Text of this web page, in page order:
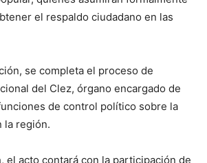
el respaldo ciudadano en las
se completa el proceso de
del Clez, órgano encargado de
de control político sobre la
la región.
el acto contará con la participación de